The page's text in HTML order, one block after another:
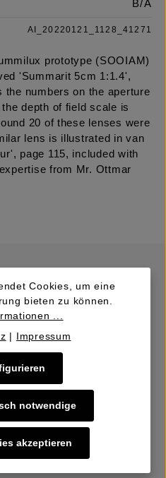
B/A
AI_20220121_1128_41271
prototype (SOOIAM)
'Summarit 5cm 1:1.4',
numbers on the aperture
depth of field scale is
20 of these lenses were
lens is illustrated in van
page 115, included with
from Mr. Ottmar
Cookies, um eine
bieten zu können.
...
| Impressum
notwendige
akzeptieren